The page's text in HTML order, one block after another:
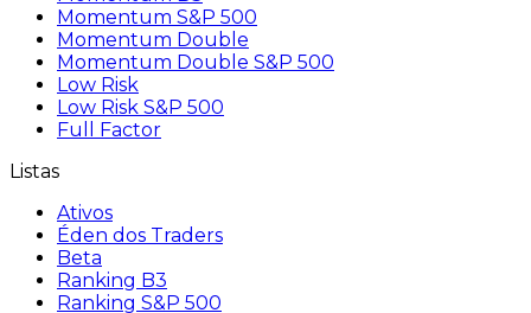
Momentum S&P 500
Momentum Double
Momentum Double S&P 500
Low Risk
Low Risk S&P 500
Full Factor
Listas
Ativos
Éden dos Traders
Beta
Ranking B3
Ranking S&P 500